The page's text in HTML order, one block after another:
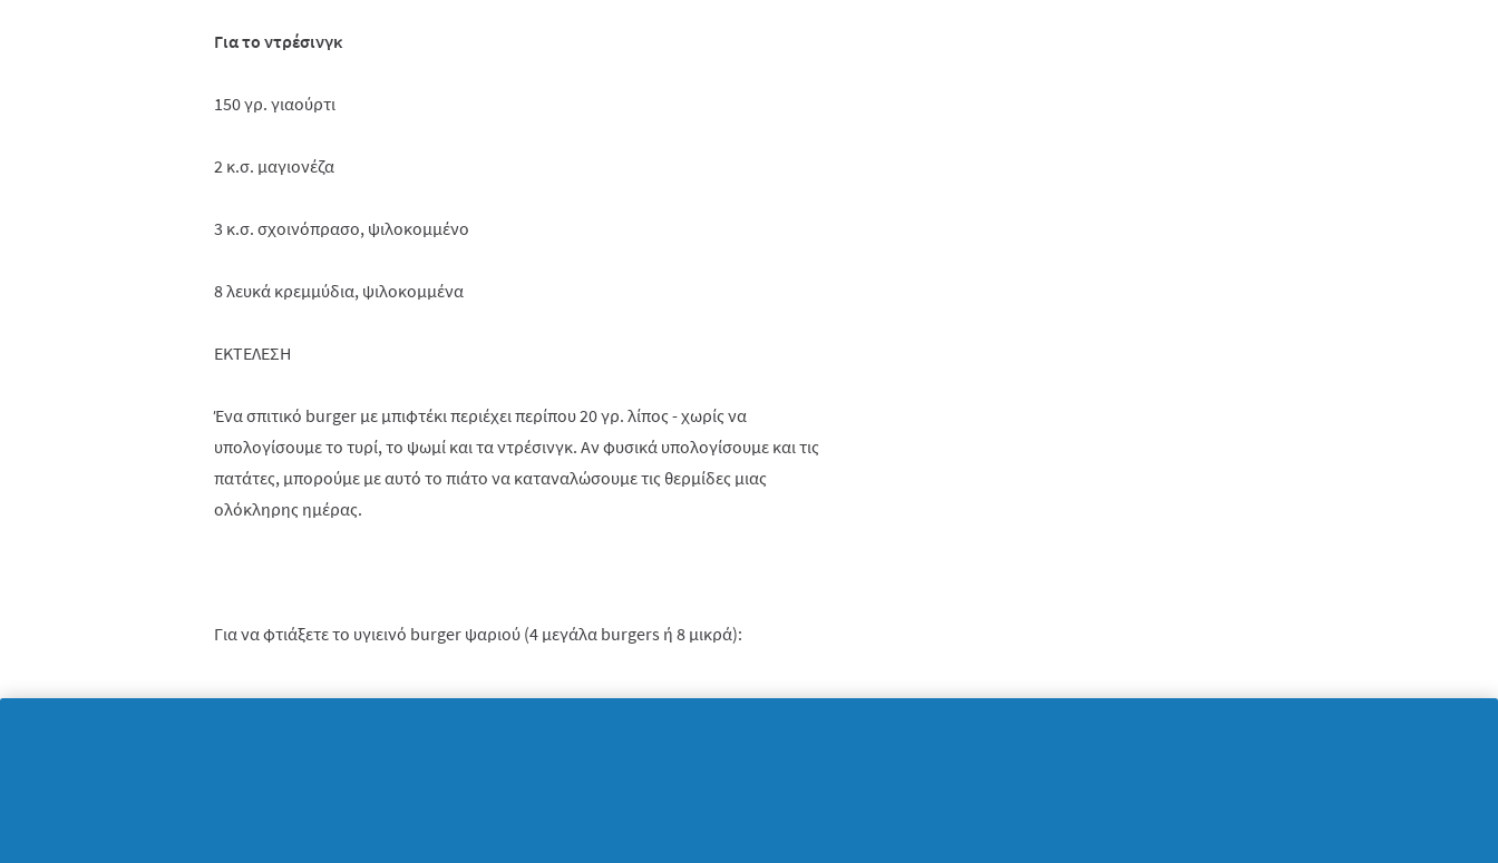
Για το ντρέσινγκ
150 γρ. γιαούρτι
2 κ.σ. μαγιονέζα
3 κ.σ. σχοινόπρασο, ψιλοκομμένο
8 λευκά κρεμμύδια, ψιλοκομμένα
ΕΚΤΕΛΕΣΗ
Ένα σπιτικό burger με μπιφτέκι περιέχει περίπου 20 γρ. λίπος - χωρίς να
υπολογίσουμε το τυρί, το ψωμί και τα ντρέσινγκ. Αν φυσικά υπολογίσουμε και τις
πατάτες, μπορούμε με αυτό το πιάτο να καταναλώσουμε τις θερμίδες μιας
ολόκληρης ημέρας.
Για να φτιάξετε το υγιεινό burger ψαριού (4 μεγάλα burgers ή 8 μικρά):